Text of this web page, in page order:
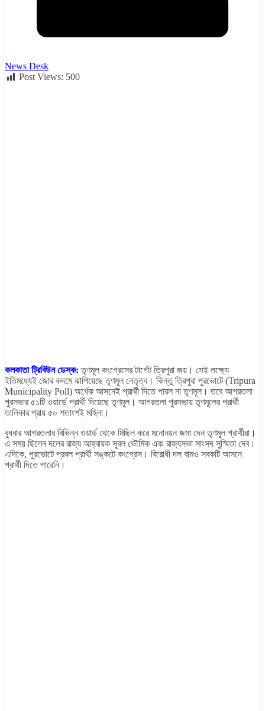
News Desk
Post Views: 500
কলকাতা ট্রিবিউন ডেস্ক: তৃণমূল কংগ্রেসের টার্গেট ত্রিপুরা জয়। সেই লক্ষ্যে
ইতিমধ্যেই জোর কদমে ঝাপিয়েছে তৃণমূল নেতৃত্ব। কিন্তু ত্রিপুরা পুরভোটে (Tripura
Municipality Poll) অর্ধেক আসনেই প্রার্থী দিতে পারল না তৃণমূল। তবে আগরতলা
পুরসভার ৫১টি ওয়ার্ডে প্রার্থী দিয়েছে তৃণমূল। আগরতলা পুরসভায় তৃণমূলের প্রার্থী
তালিকার প্রায় ৫০ শতাংশই মহিলা।
বুধবার আগরতলার বিভিন্ন ওয়ার্ড থেকে মিছিল করে মনোনয়ন জমা দেন তৃণমূল প্রার্থীরা।
এ সময় ছিলেন দলের রাজ্য আহ্বায়ক সুবল ভৌমিক এবং রাজ্যসভা সাংসদ সুস্মিতা দেব।
এদিকে, পুরভোটে প্রবল প্রার্থী সঙ্কটে কংগ্রেস। বিরোধী দল বামও সবকটি আসনে
প্রার্থী দিতে পারেনি।